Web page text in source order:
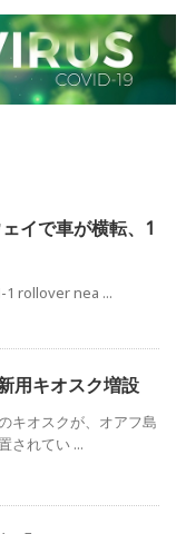
イで車が横転、1
rollover nea ...
用キオスク増設
キオスクが、オアフ島
されてい ...